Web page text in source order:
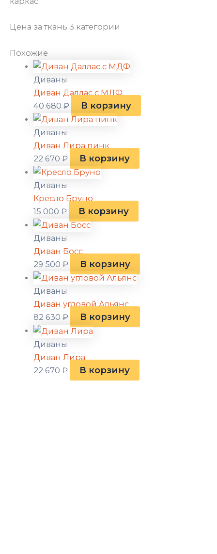
Цена за ткань 3 категории
Похожие
Диваны
Диван Даллас с МДФ
40 680₽ В корзину
Диваны
Диван Лира пинк
22 670₽ В корзину
Диваны
Кресло Бруно
15 000₽ В корзину
Диваны
Диван Босс
29 500₽ В корзину
Диваны
Диван угловой Альянс
82 630₽ В корзину
Диваны
Диван Лира
22 670₽ В корзину